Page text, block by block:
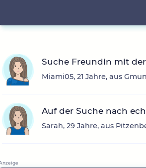
Suche Freundin mit
Miami05, 21 Jahre, aus
Auf der Suche nach
Sarah, 29 Jahre, aus